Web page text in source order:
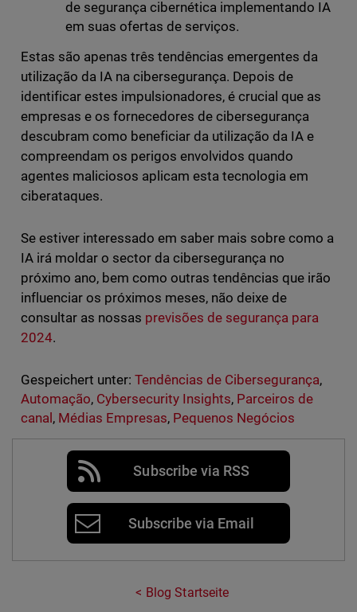
de segurança cibernética implementando IA
em suas ofertas de serviços.
Estas são apenas três tendências emergentes da
utilização da IA na cibersegurança. Depois de
identificar estes impulsionadores, é crucial que as
empresas e os fornecedores de cibersegurança
descubram como beneficiar da utilização da IA e
compreendam os perigos envolvidos quando
agentes maliciosos aplicam esta tecnologia em
ciberataques.
Se estiver interessado em saber mais sobre como a
IA irá moldar o sector da cibersegurança no
próximo ano, bem como outras tendências que irão
influenciar os próximos meses, não deixe de
consultar as nossas previsões de segurança para
2024.
Gespeichert unter: Tendências de Cibersegurança,
Automação, Cybersecurity Insights, Parceiros de
canal , Médias Empresas, Pequenos Negócios
Subscribe via RSS
Subscribe via Email
Blog Startseite